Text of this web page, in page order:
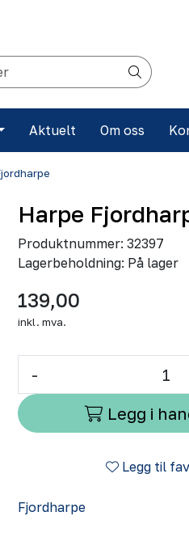
Aktuelt Om oss
Harpe
Produktnummer: 32397
Lagerbeholdning: På lager
139,00
inkl. mva.
-
Legg i
Legg til
Fjordharpe